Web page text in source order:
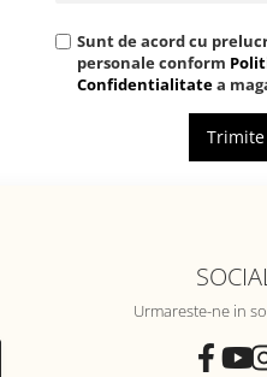
Sunt de acord cu
personale conform
Confidentialitatea
Trimite
SOCIAL
Urmareste-ne in